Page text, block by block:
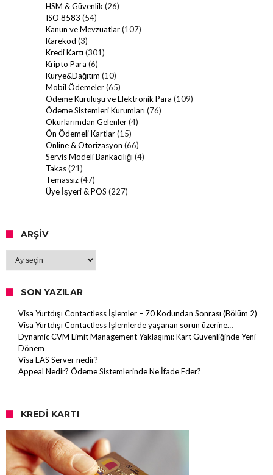
HSM & Güvenlik (26)
ISO 8583 (54)
Kanun ve Mevzuatlar(107)
Karekod (3)
Kredi Kartı (301)
Kripto Para (6)
Kurye&Dağıtım (10)
Mobil Ödemeler(65)
Ödeme Kuruluşu ve Elektronik Para (109)
Ödeme Sistemleri Kurumları (76)
Okurlarımdan Gelenler(4)
Ön Ödemeli Kartlar(15)
Online & Otorizasyon (66)
Servis Modeli Bankacılığı (4)
Takas(21)
Temassız(47)
Üye İşyeri & POS (227)
ARŞIV
SON YAZILAR
Visa Yurtdışı Contactless İşlemler – 70 Kodundan Sonrası (Bölüm 2)
Visa Yurtdışı Contactless İşlemlerde yaşanan sorun üzerine…
Dynamic CVM Limit Management Yaklaşımı: Kart Güvenliğinde Yeni
Dönem
Visa EAS Server nedir?
Appeal Nedir? Ödeme Sistemlerinde Ne İfade Eder?
KREDI KARTI